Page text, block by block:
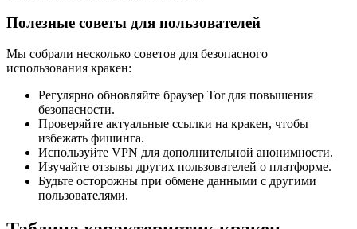
Полезные советы для пользователей
Мы собрали несколько советов для безопасного
использования кракен:
Регулярно обновляйте браузер Tor для повышения
безопасности.
Проверяйте актуальные ссылки на кракен, чтобы
избежать фишинга.
Используйте VPN для дополнительной анонимности.
Изучайте отзывы других пользователей о платформе.
Будьте осторожны при обмене данными с другими
пользователями.